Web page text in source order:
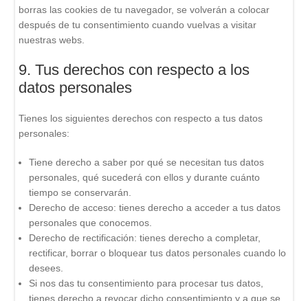
borras las cookies de tu navegador, se volverán a colocar
después de tu consentimiento cuando vuelvas a visitar
nuestras webs.
9. Tus derechos con respecto a los
datos personales
Tienes los siguientes derechos con respecto a tus datos
personales:
Tiene derecho a saber por qué se necesitan tus datos
personales, qué sucederá con ellos y durante cuánto
tiempo se conservarán.
Derecho de acceso: tienes derecho a acceder a tus datos
personales que conocemos.
Derecho de rectificación: tienes derecho a completar,
rectificar, borrar o bloquear tus datos personales cuando lo
desees.
Si nos das tu consentimiento para procesar tus datos,
tienes derecho a revocar dicho consentimiento y a que se